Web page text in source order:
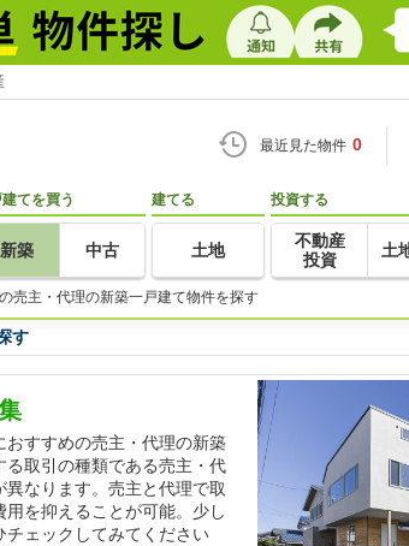
最近見た物件 0
てを買う
新築 中古
建てる
土地
投資する
不動産
投資
土
売主・代理の新築一戸建て物件を探す
す
すすめの売主・代理の新築
取引の種類である売主・代
なります。売主と代理で取
を抑えることが可能。少し
ェックしてみてください